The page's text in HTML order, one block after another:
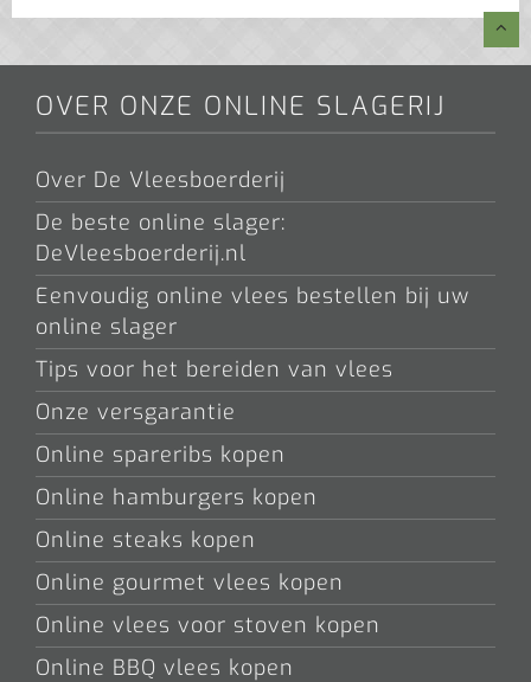
OVER ONZE ONLINE SLAGERIJ
Over De Vleesboerderij
De beste online slager:
DeVleesboerderij.nl
Eenvoudig online vlees bestellen bij uw
online slager
Tips voor het bereiden van vlees
Onze versgarantie
Online spareribs kopen
Online hamburgers kopen
Online steaks kopen
Online gourmet vlees kopen
Online vlees voor stoven kopen
Online BBQ vlees kopen